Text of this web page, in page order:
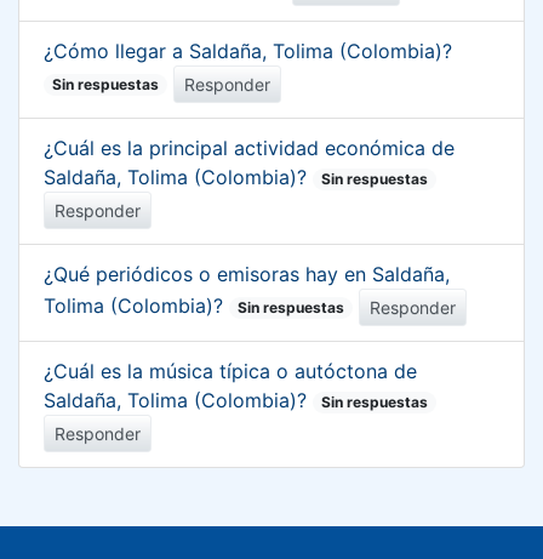
¿Cómo llegar a Saldaña, Tolima (Colombia)?
Sin respuestas Responder
¿Cuál es la principal actividad económica de
Saldaña, Tolima (Colombia)?
Sin respuestas
Responder
¿Qué periódicos o emisoras hay en Saldaña,
Tolima (Colombia)?
Sin respuestas Responder
¿Cuál es la música típica o autóctona de
Saldaña, Tolima (Colombia)?
Sin respuestas
Responder